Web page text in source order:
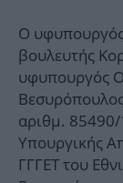
Ο
βουλευτής
υφυπουργός
αριθμ. 85490/
Υπουργικής
ΓΓΓΕΤ του